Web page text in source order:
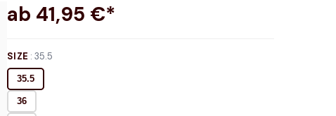
ab 41,95 €*
SIZE :35.5
35.5
36